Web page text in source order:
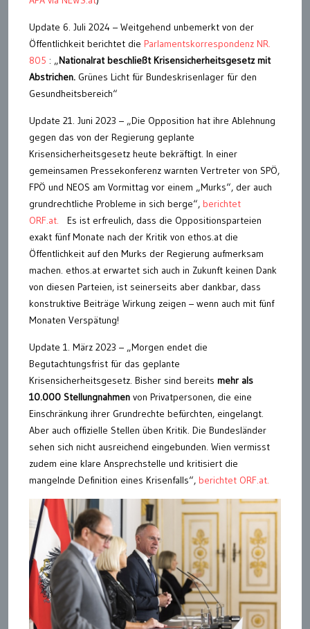
Update 6. Juli 2024 – Weitgehend unbemerkt von der
Öffentlichkeit berichtet die Parlamentskorrespondenz NR.
805 : „Nationalrat beschließt Krisensicherheitsgesetz mit
Abstrichen. Grünes Licht für Bundeskrisenlager für den
Gesundheitsbereich“
Update 21. Juni 2023 – „Die Opposition hat ihre Ablehnung
gegen das von der Regierung geplante
Krisensicherheitsgesetz heute bekräftigt. In einer
gemeinsamen Pressekonferenz warnten Vertreter von SPÖ,
FPÖ und NEOS am Vormittag vor einem „Murks“, der auch
grundrechtliche Probleme in sich berge“, berichtet
ORF.at.
Es ist erfreulich, dass die Oppositionsparteien
exakt fünf Monate nach der Kritik von ethos.at die
Öffentlichkeit auf den Murks der Regierung aufmerksam
machen. ethos.at erwartet sich auch in Zukunft keinen Dank
von diesen Parteien, ist seinerseits aber dankbar, dass
konstruktive Beiträge Wirkung zeigen – wenn auch mit fünf
Monaten Verspätung!
Update 1. März 2023 – „Morgen endet die
Begutachtungsfrist für das geplante
Krisensicherheitsgesetz. Bisher sind bereits mehr als
10.000 Stellungnahmen von Privatpersonen, die eine
Einschränkung ihrer Grundrechte befürchten, eingelangt.
Aber auch offizielle Stellen üben Kritik. Die Bundesländer
sehen sich nicht ausreichend eingebunden. Wien vermisst
zudem eine klare Ansprechstelle und kritisiert die
mangelnde Definition eines Krisenfalls“, berichtet ORF.at.